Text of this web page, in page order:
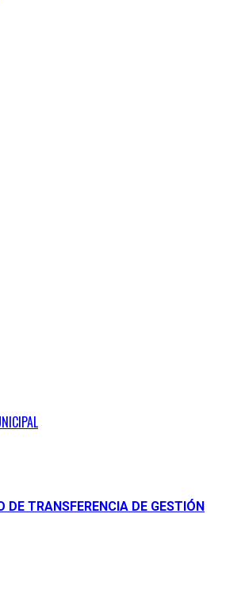
TRANSFERENCIA DE GESTIÓN